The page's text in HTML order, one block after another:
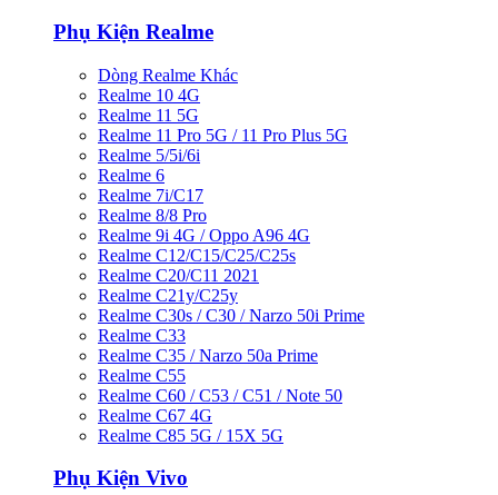
Phụ Kiện Realme
Dòng Realme Khác
Realme 10 4G
Realme 11 5G
Realme 11 Pro 5G / 11 Pro Plus 5G
Realme 5/5i/6i
Realme 6
Realme 7i/C17
Realme 8/8 Pro
Realme 9i 4G / Oppo A96 4G
Realme C12/C15/C25/C25s
Realme C20/C11 2021
Realme C21y/C25y
Realme C30s / C30 / Narzo 50i Prime
Realme C33
Realme C35 / Narzo 50a Prime
Realme C55
Realme C60 / C53 / C51 / Note 50
Realme C67 4G
Realme C85 5G / 15X 5G
Phụ Kiện Vivo